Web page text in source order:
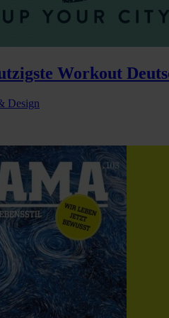
Workout
Design